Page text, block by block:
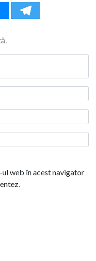
ul web în acest navigator